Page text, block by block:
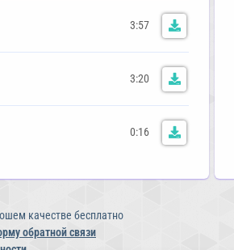
3:57
3:20
0:16
качестве бесплатно
обратной связи